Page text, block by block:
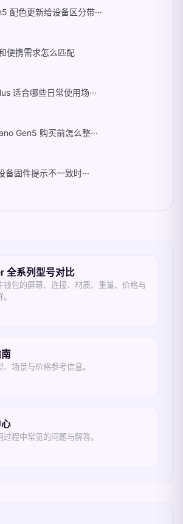
配色更新给设备区分带···
便携需求怎么匹配
适合哪些日常使用场···
Gen5 购买前怎么整···
固件提示不一致时···
全系列型号对比
钱包的屏幕、连接、材质、重量、价格与
、场景与价格参考信息。
过程中常见的问题与解答。